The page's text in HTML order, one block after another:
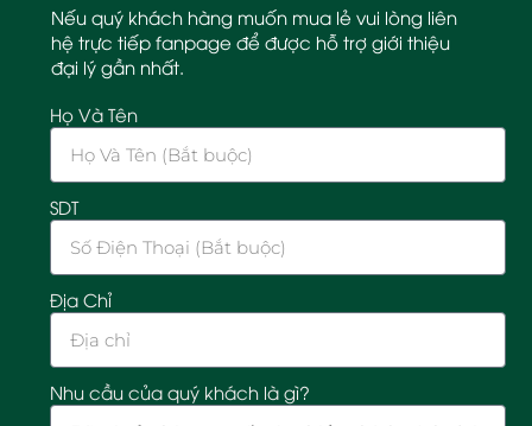
Nếu quý khách hàng muốn mua lẻ vui lòng liên
hệ trực tiếp fanpage để được hỗ trợ giới thiệu
đại lý gần nhất.
Họ Và Tên
SDT
Địa Chỉ
Nhu cầu của quý khách là gì?